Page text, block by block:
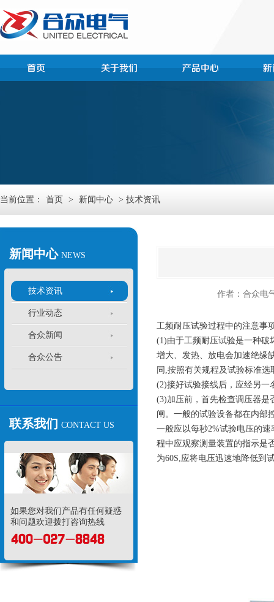
当前位置： 首页 > 新闻中心 > 技术资讯
新闻中心 NEWS
技术资讯
行业动态
合众新闻
合众公告
联系我们 CONTACT US
如果您对我们产品有任何疑惑
和问题欢迎拨打咨询热线
作者：合众电
工频耐压试验过程中的注意事
(1)由于工频耐压试验是一种破
增大、发热、放电会加速绝缘
同,按照有关规程及试验标准
(2)接好试验接线后，应经另一
(3)加压前，首先检查调压器是
闸。一般的试验设备都在内部
一般应以每秒2%试验电压的
程中应观察测量装置的指示是
为60S,应将电压迅速地降低到